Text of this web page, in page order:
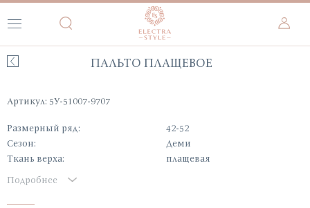
ПАЛЬТО ПЛАЩЕВОЕ
Артикул: 5У-51007-9707
Размерный ряд:
42-52
Сезон:
Деми
Ткань верха:
плащевая
Подробнее